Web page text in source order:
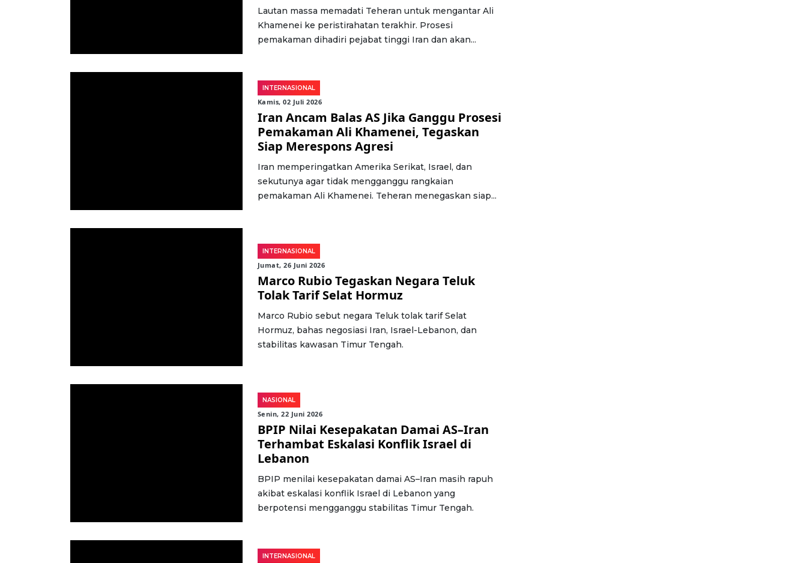
Lautan massa memadati Teheran untuk mengantar Ali
Khamenei ke peristirahatan terakhir. Prosesi
pemakaman dihadiri pejabat tinggi Iran dan akan...
INTERNASIONAL
Kamis, 02 Juli 2026
Iran Ancam Balas AS Jika Ganggu Prosesi
Pemakaman Ali Khamenei, Tegaskan
Siap Merespons Agresi
Iran memperingatkan Amerika Serikat, Israel, dan
sekutunya agar tidak mengganggu rangkaian
pemakaman Ali Khamenei. Teheran menegaskan siap...
INTERNASIONAL
Jumat, 26 Juni 2026
Marco Rubio Tegaskan Negara Teluk
Tolak Tarif Selat Hormuz
Marco Rubio sebut negara Teluk tolak tarif Selat
Hormuz, bahas negosiasi Iran, Israel-Lebanon, dan
stabilitas kawasan Timur Tengah.
NASIONAL
Senin, 22 Juni 2026
BPIP Nilai Kesepakatan Damai AS–Iran
Terhambat Eskalasi Konflik Israel di
Lebanon
BPIP menilai kesepakatan damai AS–Iran masih rapuh
akibat eskalasi konflik Israel di Lebanon yang
berpotensi mengganggu stabilitas Timur Tengah.
INTERNASIONAL